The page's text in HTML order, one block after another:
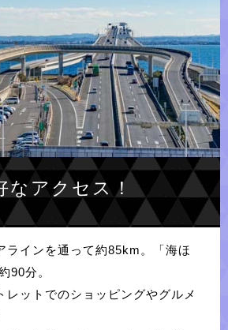
なアクセス！
ラインを通って約85km。「海ほ
90分。
レットでのショッピングやグルメ